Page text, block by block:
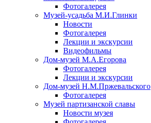
Фотогалерея
Музей-усадьба М.И.Глинки
Новости
Фотогалерея
Лекции и экскурсии
Видеофильмы
Дом-музей М.А.Егорова
Фотогалерея
Лекции и экскурсии
Дом-музей Н.М.Пржевальского
Фотогалерея
Музей партизанской славы
Новости музея